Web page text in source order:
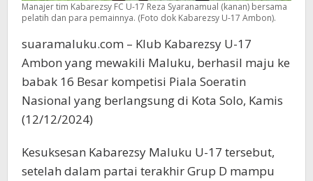
Manajer tim Kabarezsy FC U-17 Reza Syaranamual (kanan) bersama
pelatih dan para pemainnya. (Foto dok Kabarezsy U-17 Ambon).
suaramaluku.com – Klub Kabarezsy U-17
Ambon yang mewakili Maluku, berhasil maju ke
babak 16 Besar kompetisi Piala Soeratin
Nasional yang berlangsung di Kota Solo, Kamis
(12/12/2024)
Kesuksesan Kabarezsy Maluku U-17 tersebut,
setelah dalam partai terakhir Grup D mampu